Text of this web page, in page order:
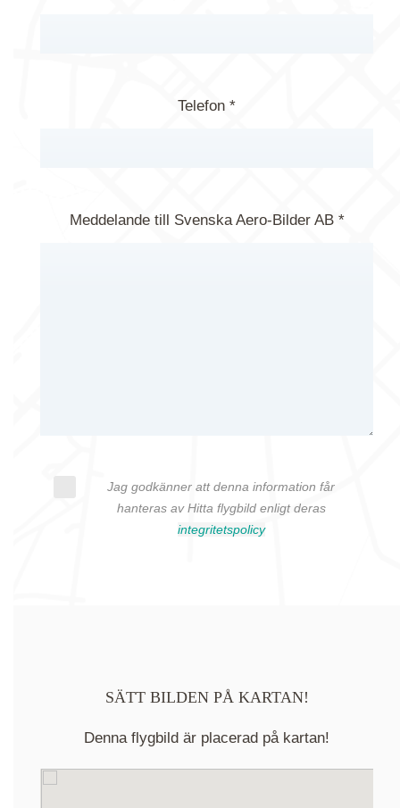
Telefon *
Meddelande till Svenska Aero-Bilder AB *
Jag godkänner att denna information får
hanteras av Hitta flygbild enligt deras
integritetspolicy
SÄTT BILDEN PÅ KARTAN!
Denna flygbild är placerad på kartan!